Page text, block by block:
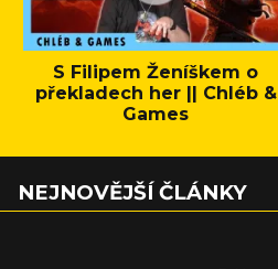
S Filipem Ženíškem o
překladech her || Chléb &
Games
NEJNOVĚJŠÍ ČLÁNKY